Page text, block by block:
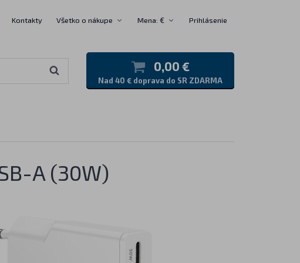
Kontakty Všetko o nákupe Mena: € Prihlásenie
0,00 €
Nad 40 € doprava do SR ZDARMA
A (30W)